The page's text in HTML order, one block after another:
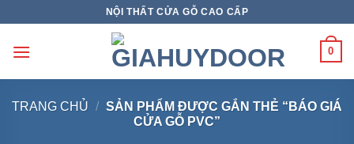
content
NỘI THẤT CỬA GỖ CAO CẤP
0
TRANG CHỦ / SẢN PHẨM ĐƯỢC GẮN THẺ “BÁO GIÁ
CỬA GỖ PVC”